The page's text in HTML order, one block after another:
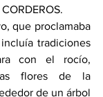
que proclamaba
tradiciones
con el rocío,
flores de la
de un árbol